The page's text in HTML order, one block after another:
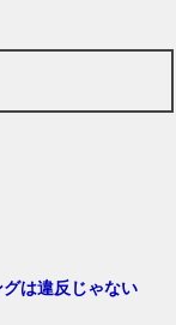
は違反じゃない